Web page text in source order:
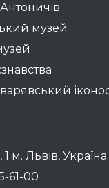
музей
м. Львів, Україна
61-00